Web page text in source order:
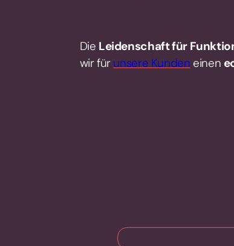
Die Leidenschaft für
wir für unsere Kunden einen